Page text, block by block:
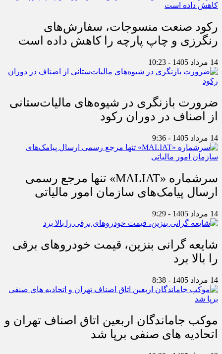
رکود صنعت منسوجات، سفارش‌های
رنگرزی و چاپ پارچه را کاهش داده است
14 مرداد 1405 - 10:23
ضرورت بازنگری در شیوه‌های مالیات‌ستانی
از اصناف در دوران رکود
14 مرداد 1405 - 9:36
سرشماره «MALIAT» تنها مرجع رسمی
ارسال پیامک‌های سازمان امور مالیاتی
14 مرداد 1405 - 9:29
شایعه گرانی بنزین، قیمت خودروهای برقی
را بالا برد
14 مرداد 1405 - 8:38
موکب جاماندگان اربعین اتاق اصناف تهران و
اتحادیه های صنفی برپا شد